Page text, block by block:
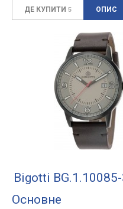
ДЕ КУПИТИ 5 ОПИС
Bigotti
Основне